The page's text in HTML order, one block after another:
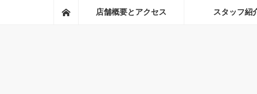
ホーム店舗概要とアクセス スタッフ紹